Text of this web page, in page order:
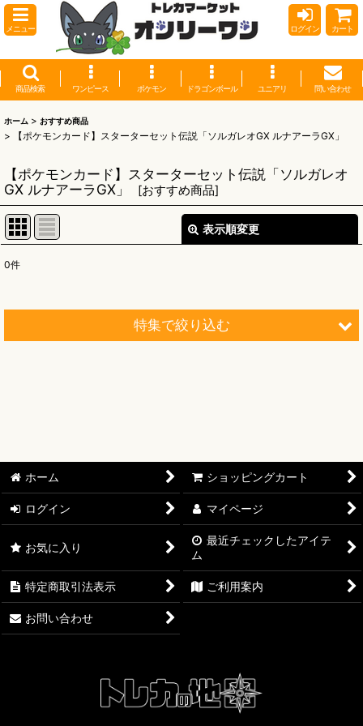
メニュー ログイン カート
商品検索 ワンピース ポケモン ドラゴンボール ユニアリ 問い合わせ
ホーム > おすすめ商品
> 【ポケモンカード】スターターセット伝説「ソルガレオGX ルナアーラGX」
【ポケモンカード】スターターセット伝説「ソルガレオ
GX ルナアーラGX」
[おすすめ商品]
表示順変更
0件
特集で絞り込む
【ワンピースカード】ブースターパック 決戦の刻【OP-16】
【ワンピースカード】ブースターパック 神の島の冒険【OP-
【ワンピースカード】エクストラブースター EGGHEAD
CRISIS【EB-04】
【ワンピースカード】ブースターパック 蒼海の七傑【OP-14】
【ワンピースカード】ブースターパック 受け継がれる意志
ホーム ショッピングカート
ログイン マイページ
お気に入り
最近チェックしたアイテ
ム
特定商取引法表示 ご利用案内
お問い合わせ